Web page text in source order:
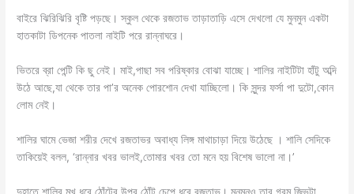
বাইরে ঝিরিঝিরি বৃষ্টি পড়ছে। স্কুল থেকে রজতাভ তাড়াতাড়ি এসে দেখলো যে মুনমুন একটা
হাতকাটা ডিপনেক পাতলা নাইটি পরে রান্নাঘরে।
ভিতরে ব্রা পেন্টি কি ছু নেই। মাই,পাছা সব পরিষ্কার বোঝা যাচ্ছে। শালির নাইটিটা হাঁটু অব্দি
উঠে আছে,যা থেকে তার পা’র অনেক পোরশোন দেখা যাচ্ছিলো। কি সুন্দর ফর্সা পা দুটো,কোন
লোম নেই।
শালির ঘামে ভেজা শরীর দেখে রজতাভর অবাধ্য লিঙ্গ মাথাচাড়া দিয়ে উঠেছে । শালি সেদিকে
তাকিয়েই বলল, ‘রান্নার খবর ভালই,তোমার খবর তো মনে হয় বিশেষ ভালো না।’